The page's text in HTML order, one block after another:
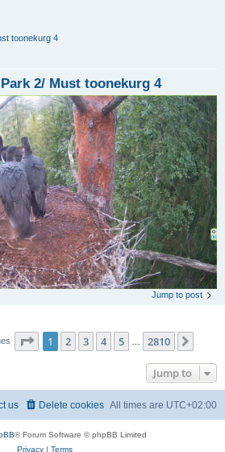
toonekurg 4
2/ Must toonekurg 4
Jump to post
Page 1of 2810
1 2 3 4 5 … 2810
Jump to
All times are UTC+02:00
Delete cookies
us
® Forum Software © phpBB Limited
Privacy| Terms